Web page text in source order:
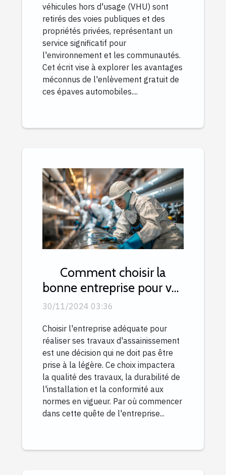
véhicules hors d'usage (VHU) sont
retirés des voies publiques et des
propriétés privées, représentant un
service significatif pour
l'environnement et les communautés.
Cet écrit vise à explorer les avantages
méconnus de l'enlèvement gratuit de
ces épaves automobiles....
Comment choisir la
bonne entreprise pour vos
travaux d'assainissement
30/11/2024 03:36
Choisir l'entreprise adéquate pour
réaliser ses travaux d'assainissement
est une décision qui ne doit pas être
prise à la légère. Ce choix impactera
la qualité des travaux, la durabilité de
l'installation et la conformité aux
normes en vigueur. Par où commencer
dans cette quête de l'entreprise...